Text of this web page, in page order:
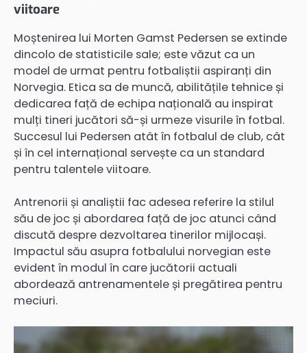
viitoare
Moștenirea lui Morten Gamst Pedersen se extinde
dincolo de statisticile sale; este văzut ca un
model de urmat pentru fotbaliștii aspiranți din
Norvegia. Etica sa de muncă, abilitățile tehnice și
dedicarea față de echipa națională au inspirat
mulți tineri jucători să-și urmeze visurile în fotbal.
Succesul lui Pedersen atât în fotbalul de club, cât
și în cel internațional servește ca un standard
pentru talentele viitoare.
Antrenorii și analiștii fac adesea referire la stilul
său de joc și abordarea față de joc atunci când
discută despre dezvoltarea tinerilor mijlocași.
Impactul său asupra fotbalului norvegian este
evident în modul în care jucătorii actuali
abordează antrenamentele și pregătirea pentru
meciuri.